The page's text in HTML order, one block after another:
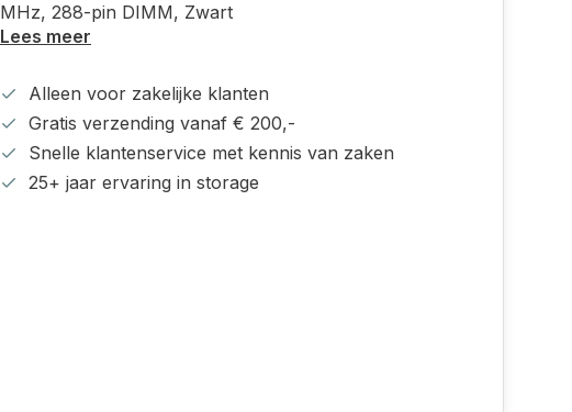
MHz, 288-pin DIMM, Zwart
Lees meer
Alleen voor zakelijke klanten
Gratis verzending vanaf € 200,-
Snelle klantenservice met kennis van zaken
25+ jaar ervaring in storage